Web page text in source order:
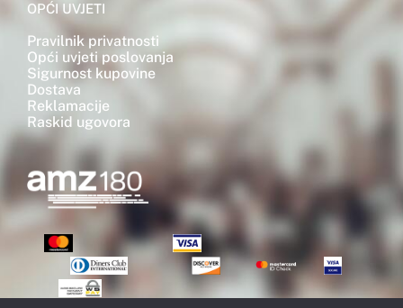
OPĆI UVJETI
Pravilnik privatnosti
Opći uvjeti poslovanja
Sigurnost kupovine
Dostava
Reklamacije
Raskid ugovora